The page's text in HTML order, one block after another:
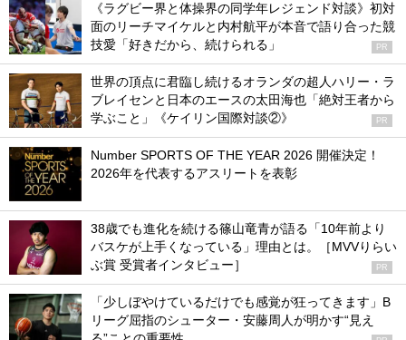
《ラグビー界と体操界の同学年レジェンド対談》初対
面のリーチマイケルと内村航平が本音で語り合った競
技愛「好きだから、続けられる」
PR
世界の頂点に君臨し続けるオランダの超人ハリー・ラ
ブレイセンと日本のエースの太田海也「絶対王者から
学ぶこと」《ケイリン国際対談②》
PR
Number SPORTS OF THE YEAR 2026 開催決定！
2026年を代表するアスリートを表彰
38歳でも進化を続ける篠山竜青が語る「10年前より
バスケが上手くなっている」理由とは。［MVVりらい
ぶ賞 受賞者インタビュー］
PR
「少しぼやけているだけでも感覚が狂ってきます」B
リーグ屈指のシューター・安藤周人が明かす“見え